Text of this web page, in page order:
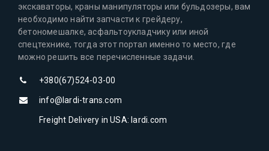
экскаваторы, краны манипуляторы или бульдозеры, вам
необходимо найти запчасти к грейдеру,
бетономешалке, асфальтоукладчику или иной
спецтехнике, тогда этот портал именно то место, где
можно решить все перечисленные задачи.
+380(67)524-03-00
info@lardi-trans.com
Freight Delivery in USA: lardi.com